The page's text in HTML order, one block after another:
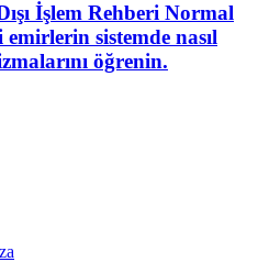
İşlem Rehberi Normal
sistemde nasıl
öğrenin.